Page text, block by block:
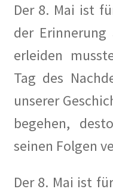
Lil Dagover
anzuführen …
Walter Zadek
Wolfgang Leonhard
Arbeitsgruppen
Der 8. Mai ist
der Erinnerung
erleiden
Tag des
unserer
begehen,
seinen Folgen
Der 8. Mai ist